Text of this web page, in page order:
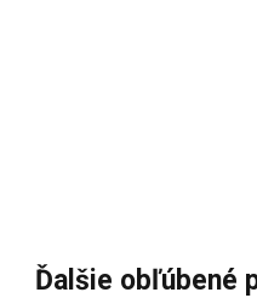
Ďalšie obľúbené